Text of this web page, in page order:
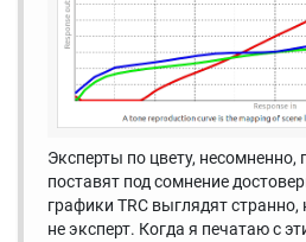
Эксперты по цвету, несомненно,
поставят под сомнение
графики TRC выглядят странно,
не эксперт. Когда я печатаю с